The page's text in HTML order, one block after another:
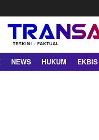
NEWS HUKUM EKBIS